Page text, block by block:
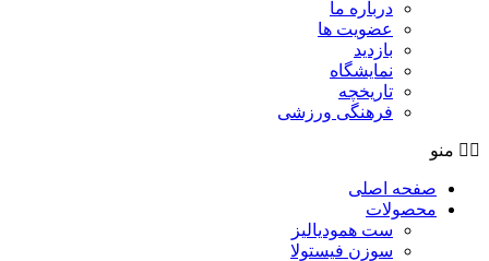
درباره ما
عضویت ها
بازدید
نمایشگاه
تاريخچه
فرهنگی ورزشی
منو
صفحه اصلی
محصولات
ست همودیالیز
سوزن فیستولا